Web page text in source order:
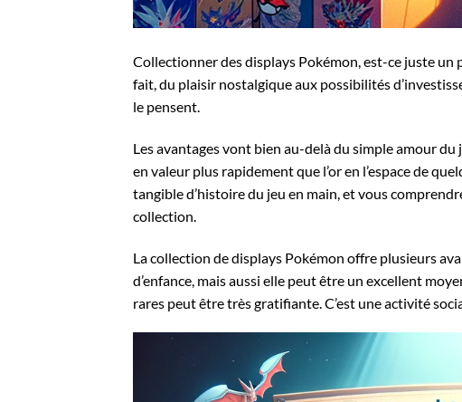
Collectionner des displays Pokémon, est-ce juste un
fait, du plaisir nostalgique aux possibilités
le pensent.
Les avantages vont bien au-delà du simple amour
en valeur plus rapidement que l’or en l’espace de
tangible d’histoire du jeu en main, et vous
collection.
La collection de displays Pokémon offre plusieurs
d’enfance, mais aussi elle peut être un excellent
rares peut être très gratifiante. C’est une activité